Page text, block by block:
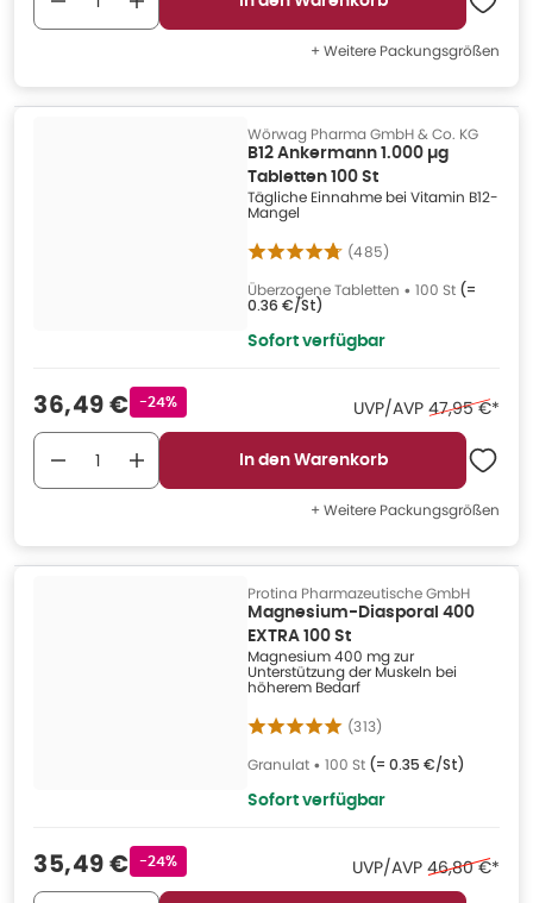
Nahrungsergänzungsmittel ersetzen keine ausgewogene Ernährung
und gesunde Lebensweise. Die empfohlene Tagesdosis nicht
ärztlichen Rat ein, bevor Sie Produkte anwenden.
+ Weitere Packungsgrößen
Wörwag Pharma GmbH & Co. KG
B12 Ankermann 1.000 µg
Tabletten 100 St
Tägliche Einnahme bei Vitamin B12-
Mangel
(485)
Überzogene Tabletten • 100 St (=
0.36 €/St)
Sofort verfügbar
Verkaufspreis
36,49 € Rabattstempel
-24% UVP/AVP Ehemaliger
47,95 €*
In den Warenkorb
+ Weitere Packungsgrößen
Protina Pharmazeutische GmbH
Magnesium-Diasporal 400
EXTRA 100 St
Magnesium 400 mg zur
Unterstützung der Muskeln bei
höherem Bedarf
(313)
Granulat • 100 St (= 0.35 €/St)
Sofort verfügbar
Verkaufspreis
35,49 € Rabattstempel
-24% UVP/AVP Ehemaliger
46,80 €*